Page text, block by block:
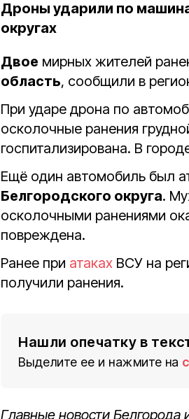
Дроны ударили по
округах
Двое мирных жителей
область, сообщили в
При ударе дрона по
осколочные ранения
госпитализирована. В
Ещё один автомобиль был
Белгородского округа.
осколочными ранениями
повреждена.
Ранее при атаках ВСУ на
получили ранения.
Нашли опечатку в
Выделите ее и нажмите на
Главные новости Белгорода